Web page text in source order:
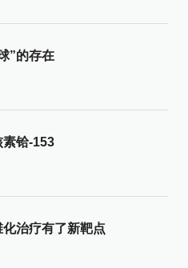
”的存在
铪-153
治疗有了新靶点